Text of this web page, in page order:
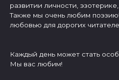
развитии личности,
Также мы очень любим
любовью для дорогих
Каждый день может стать
Мы вас любим!